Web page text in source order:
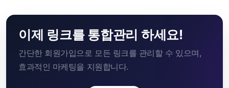
이제 링크를 통합관리 하세요!
간단한 회원가입으로 모든 링크를 관리할 수 있으며,
효과적인 마케팅을 지원합니다.